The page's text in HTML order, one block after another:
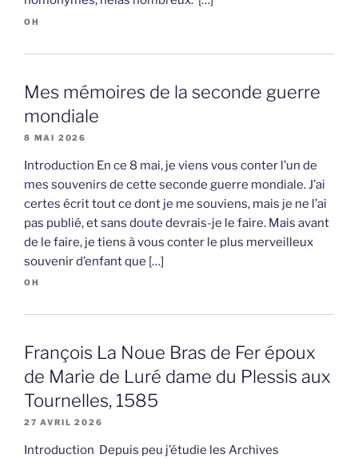
OH
Mes mémoires de la seconde guerre
mondiale
8 MAI 2026
Introduction En ce 8 mai, je viens vous conter l’un de
mes souvenirs de cette seconde guerre mondiale. J’ai
certes écrit tout ce dont je me souviens, mais je ne l’ai
pas publié, et sans doute devrais-je le faire. Mais avant
de le faire, je tiens à vous conter le plus merveilleux
souvenir d’enfant que […]
OH
François La Noue Bras de Fer époux
de Marie de Luré dame du Plessis aux
Tournelles, 1585
27 AVRIL 2026
Introduction Depuis peu j’étudie les Archives